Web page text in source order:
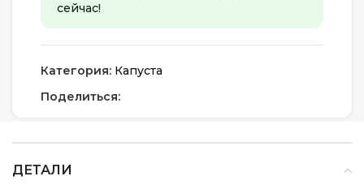
сейчас!
Категория: Капуста
Поделиться:
ДЕТАЛИ